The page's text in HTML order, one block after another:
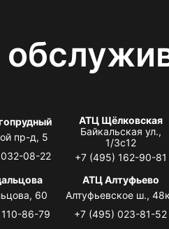
пр-д, 5
08-22
АТЦ Щёлковская
Байкальская ул.,
1/3с12
+7 (495) 162-90-81
60
86-79
АТЦ Алтуфьево
Алтуфьевское ш.,
+7 (495) 023-81-52